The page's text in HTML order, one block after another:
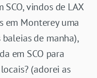
vindos de LAX
em Monterey uma
de manha),
em SCO para
(adorei as